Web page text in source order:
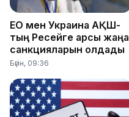
ЕО мен Украина АҚШ-
тың Ресейге қарсы жаңа
санкцияларын қолдады
Бүгін, 09:36